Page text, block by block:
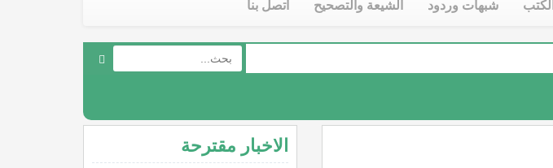
الكتب شبهات وردود الشيعة والتصحيح اتصل بنا
الاخبار مقترحة